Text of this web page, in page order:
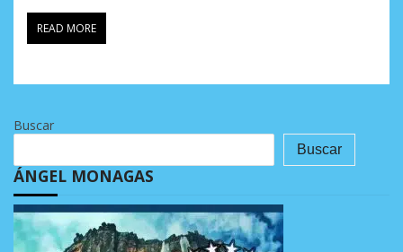
READ MORE
Buscar
Buscar
ÁNGEL MONAGAS